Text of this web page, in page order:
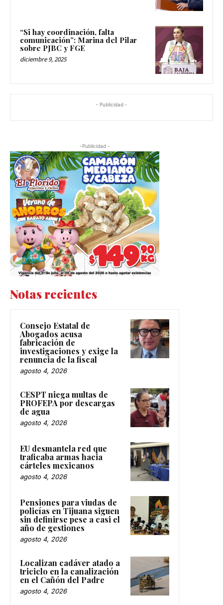
“Si hay coordinación, falta
comunicación”: Marina del Pilar
sobre PJBC y FGE
diciembre 9, 2025
- Publicidad -
-Publicidad -
Notas recientes
Consejo Estatal de
Abogados acusa
fabricación de
investigaciones y exige la
renuncia de la fiscal
agosto 4, 2026
CESPT niega multas de
PROFEPA por descargas
de agua
agosto 4, 2026
EU desmantela red que
traficaba armas hacia
cárteles mexicanos
agosto 4, 2026
Pensiones para viudas de
policías en Tijuana siguen
sin definirse pese a casi el
año de gestiones
agosto 4, 2026
Localizan cadáver atado a
triciclo en la canalización
en el Cañón del Padre
agosto 4, 2026